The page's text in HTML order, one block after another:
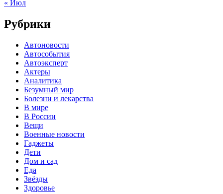
« Июл
Рубрики
Автоновости
Автособытия
Автоэксперт
Актеры
Аналитика
Безумный мир
Болезни и лекарства
В мире
В России
Вещи
Военные новости
Гаджеты
Дети
Дом и сад
Еда
Звёзды
Здоровье